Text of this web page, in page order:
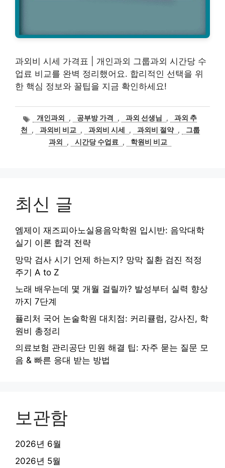
과외비 시세 가격표 | 개인과외 그룹과외 시간당 수
업료 비교를 완벽 정리했어요. 합리적인 선택을 위
한 핵심 정보와 꿀팁을 지금 확인하세요!
태개인과외 , 공부방 가격 , 과외 선생님 ,
과외 추
천
, 과외비 비교 , 과외비 시세 , 과외비 절약 ,
그룹
과외
, 시간당 수업료 , 학원비 비교
최신 글
엠제이 재즈피아노실용음악학원 입시반: 음악대학
실기 이론 합격 전략
망막 검사 시기 언제 하는지? 망막 질환 검진 적정
주기 A to Z
노래 배우는데 몇 개월 걸릴까? 발성부터 실력 향상
까지 7단계
퓰리처 국어 논술학원 대치점: 커리큘럼, 강사진, 학
원비 총정리
의료보험 관리공단 민원 해결 팁: 자주 묻는 질문 모
음 & 빠른 응대 받는 방법
보관함
2026년 6월
2026년 5월